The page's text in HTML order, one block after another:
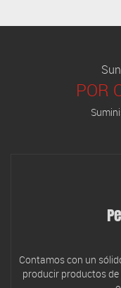
POR
Contamos con un
producir productos